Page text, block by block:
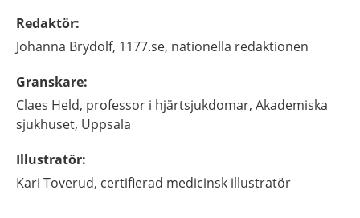
Redaktör:
Johanna Brydolf, 1177.se, nationella redaktionen
Granskare:
Claes Held, professor i hjärtsjukdomar, Akademiska
sjukhuset, Uppsala
Illustratör:
Kari Toverud, certifierad medicinsk illustratör